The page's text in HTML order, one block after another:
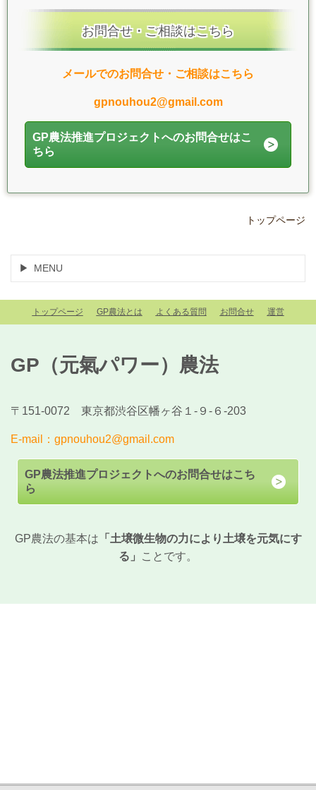
お問合せ・ご相談はこちら
メールでのお問合せ・ご相談はこちら
gpnouhou2@gmail.com
GP農法推進プロジェクトへのお問合せはこ
ちら
トップページ
MENU
トップページ GP農法とは よくある質問 お問合せ 運営
GP（元氣パワー）農法
〒151-0072 東京都渋谷区幡ヶ谷１-９-６-203
E-mail：gpnouhou2@gmail.com
GP農法推進プロジェクトへのお問合せはこち
ら
GP農法の基本は 「土壌微生物の力により土壌を元気にす
る」
ことです。